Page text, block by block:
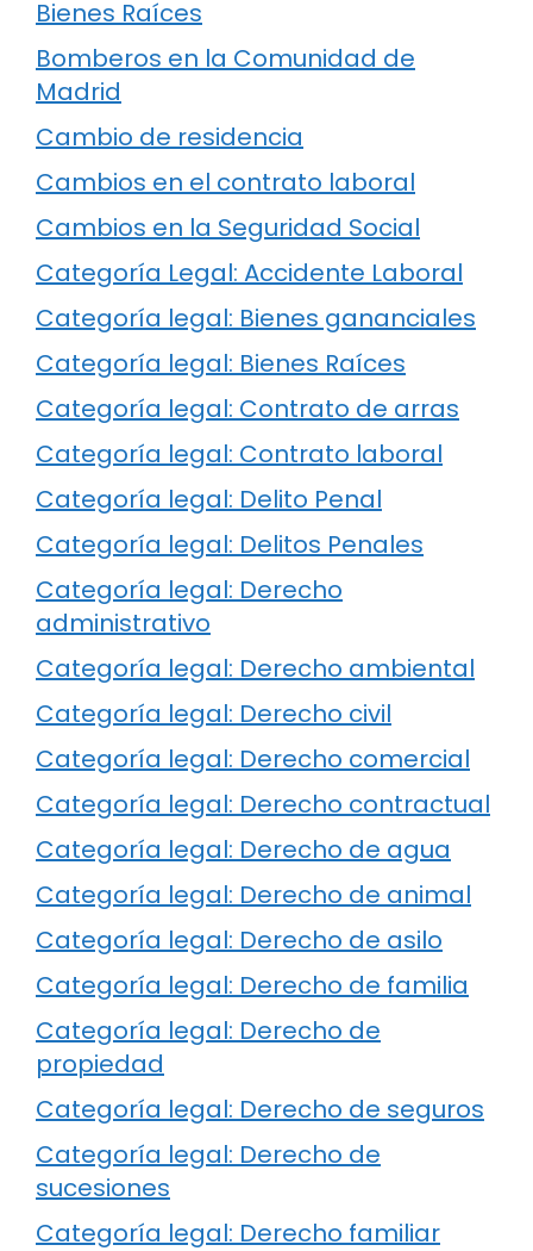
Bienes Raíces
Bomberos en la Comunidad de
Madrid
Cambio de residencia
Cambios en el contrato laboral
Cambios en la Seguridad Social
Categoría Legal: Accidente Laboral
Categoría legal: Bienes gananciales
Categoría legal: Bienes Raíces
Categoría legal: Contrato de arras
Categoría legal: Contrato laboral
Categoría legal: Delito Penal
Categoría legal: Delitos Penales
Categoría legal: Derecho
administrativo
Categoría legal: Derecho ambiental
Categoría legal: Derecho civil
Categoría legal: Derecho comercial
Categoría legal: Derecho contractual
Categoría legal: Derecho de agua
Categoría legal: Derecho de animal
Categoría legal: Derecho de asilo
Categoría legal: Derecho de familia
Categoría legal: Derecho de
propiedad
Categoría legal: Derecho de seguros
Categoría legal: Derecho de
sucesiones
Categoría legal: Derecho familiar